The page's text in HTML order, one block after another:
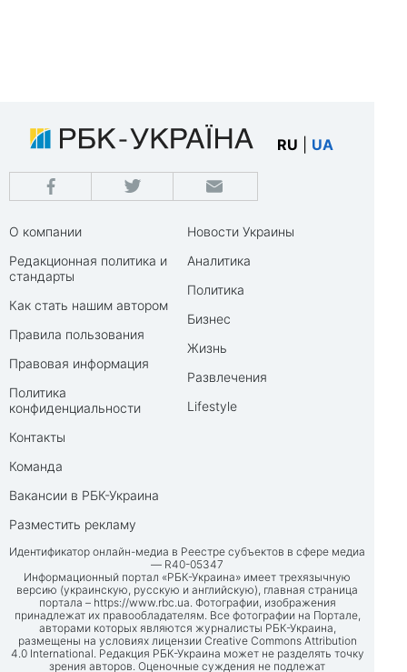
RU UA
О компании
Редакционная политика и
стандарты
Как стать нашим автором
Правила пользования
Правовая информация
Политика
конфиденциальности
Контакты
Команда
Вакансии в РБК-Украина
Разместить рекламу
Новости Украины
Аналитика
Политика
Бизнес
Жизнь
Развлечения
Lifestyle
Идентификатор онлайн-медиа в Реестре субъектов в сфере медиа
— R40-05347
Информационный портал «РБК-Украина» имеет трехязычную
версию (украинскую, русскую и английскую), главная страница
портала – https://www.rbc.ua . Фотографии, изображения
принадлежат их правообладателям. Все фотографии на Портале,
авторами которых являются журналисты РБК-Украина,
размещены на условиях лицензии Creative Commons Attribution
4.0 International. Редакция РБК-Украина может не разделять точку
зрения авторов. Оценочные суждения не подлежат